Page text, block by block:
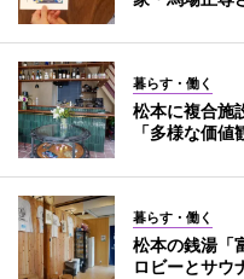
暮らす・働く
松本に複合施
「多様な価
暮らす・働く
松本の銭湯「
ロビーとサウ